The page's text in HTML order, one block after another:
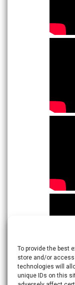
To provide the best
store and/or
technologies will
unique IDs on this